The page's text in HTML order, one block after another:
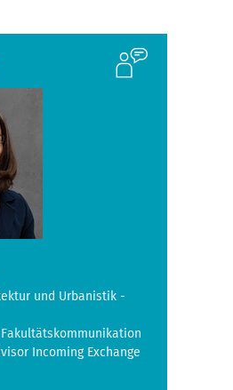
und Urbanistik -
Incoming Exchange